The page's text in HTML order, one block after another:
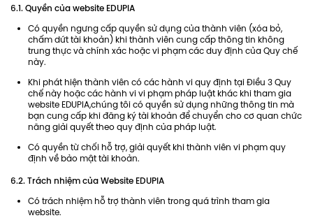
6.1. Quyền của website EDUPIA
Có quyền ngưng cấp quyền sử dụng của thành viên (xóa bỏ,
chấm dứt tài khoản) khi thành viên cung cấp thông tin không
trung thực và chính xác hoặc vi phạm các duy định của Quy chế
này.
Khi phát hiện thành viên có các hành vi quy định tại Điều 3 Quy
chế này hoặc các hành vi vi phạm pháp luật khác khi tham gia
website EDUPIA,chúng tôi có quyền sử dụng những thông tin mà
bạn cung cấp khi đăng ký tài khoản để chuyển cho cơ quan chức
năng giải quyết theo quy định của pháp luật.
Có quyền từ chối hỗ trợ, giải quyết khi thành viên vi phạm quy
định về bảo mật tài khoản.
6.2. Trách nhiệm của Website EDUPIA
Có trách nhiệm hỗ trợ thành viên trong quá trình tham gia
website.